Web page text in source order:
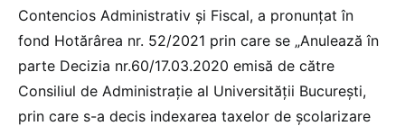
Contencios Administrativ și Fiscal, a pronunțat în
fond Hotărârea nr. 52/2021 prin care se „Anulează în
parte Decizia nr.60/17.03.2020 emisă de către
Consiliul de Administraţie al Universităţii Bucureşti,
prin care s-a decis indexarea taxelor de şcolarizare